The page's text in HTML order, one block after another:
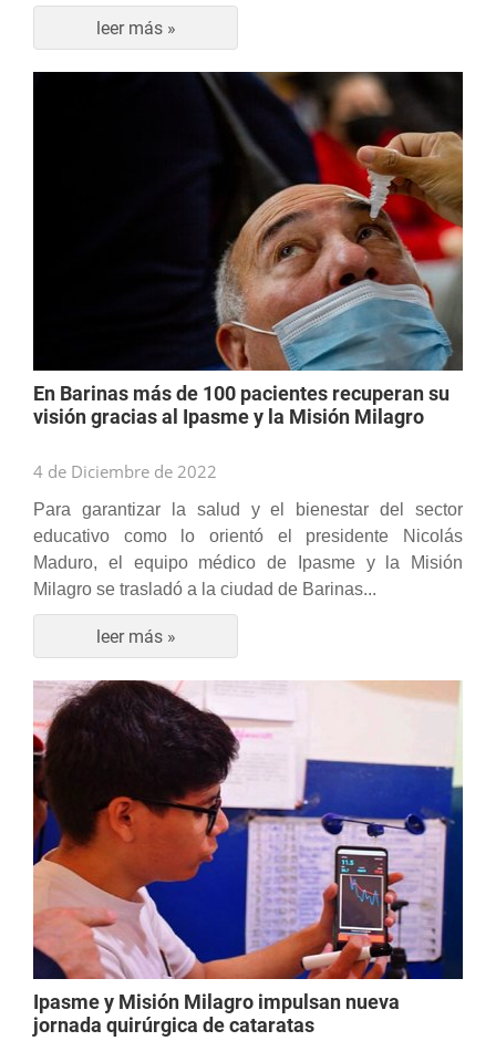
leer más »
En Barinas más de 100 pacientes recuperan su
visión gracias al Ipasme y la Misión Milagro
4 de Diciembre de 2022
Para garantizar la salud y el bienestar del sector
educativo como lo orientó el presidente Nicolás
Maduro, el equipo médico de Ipasme y la Misión
Milagro se trasladó a la ciudad de Barinas...
leer más »
Ipasme y Misión Milagro impulsan nueva
jornada quirúrgica de cataratas